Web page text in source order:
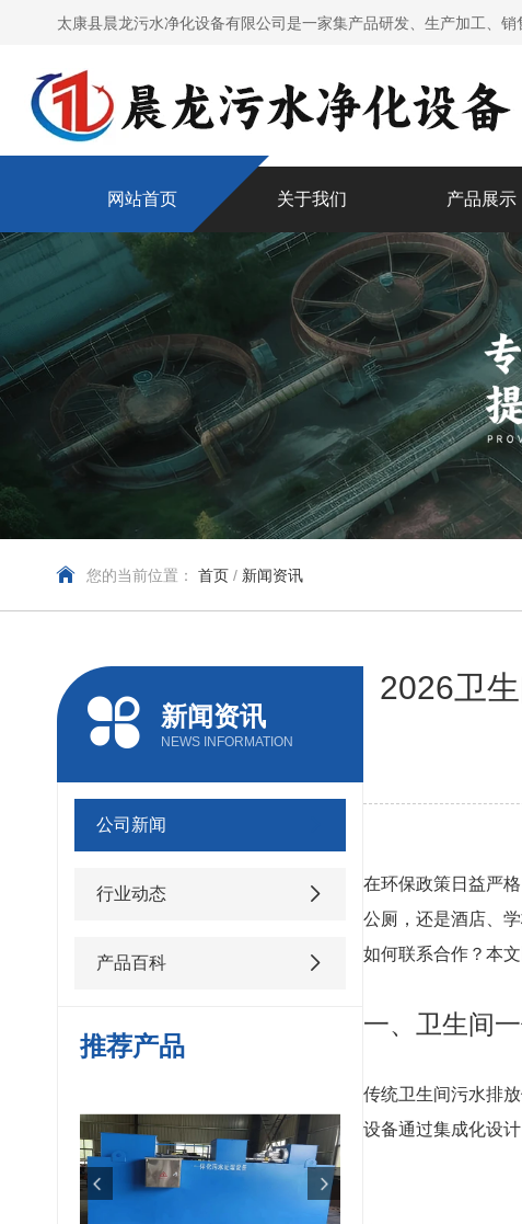
太康县晨龙污水净化设备有限公司是一家集产品研发、生产加工、
网站首页 关于我们 产品展示
您的当前位置： 首页 / 新闻资讯
新闻资讯
NEWS INFORMATION
公司新闻
行业动态
产品百科
推荐产品
2026卫
在环保政策日益严
公厕，还是酒店、
如何联系合作？本
一、卫生间
传统卫生间污水排
设备通过集成化设